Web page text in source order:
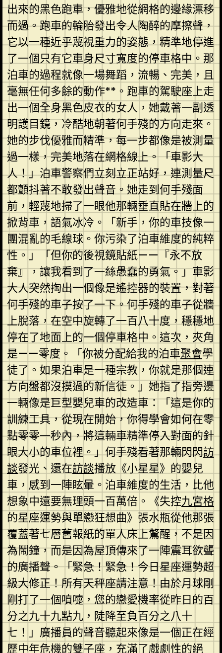
出來的黑色跑車，優雅地從網格的邊緣漂移
而過。跑車的輪胎發出令人陶醉的摩擦聲，
它以一種近乎蔑視重力的姿態，精準地停進
了一個只有它車身尺寸寬度的停車格中。那
泊車的過程就像一場舞蹈，流暢、完美，且
毫無任何多餘的動作**。跑車的駕駛座上走
出一個全身黑色皮衣的女人，她戴著一副透
明護目鏡，冷酷地朝著何手殘的方向走來。
她的步伐優雅而精準，每一步都像是被測量
過一樣，完美地落在網格線上。「車影大
人！」泊車警察們立刻立正站好，連測量尺
都顫抖著不敢發出聲音。她走到何手殘面
前，輕蔑地掃了一眼他那輛垂直貼在牆上的
掀背車，語氣冰冷。「新手，你的車技像一
團混亂的毛線球。你污染了泊車維度的純粹
性。」「但你的後視鏡貼紙——『永不放
棄』，讓我看到了一絲愚蠢的勇氣。」車影
大人突然掏出一個像是遙控器的裝置，對著
何手殘的車子按了一下。何手殘的車子從牆
上脫落，在空中旋轉了一百八十度，穩穩地
停在了地面上的一個停車格中。這次，夾角
是——零度。「你被分配給我的泊車聚會學
徒了。如果泊車是一種宗教，你就是那個連
方向盤都沒摸過的新信徒。」她指了指旁邊
一輛像是巨型嬰兒車的改造車：「這是你的
訓練工具，從現在開始，你得學會如何在零
點零零一秒內，將這輛車精準停入對面的針
眼大小的車位裡。」何手殘看著那輛閃閃訪
談發光、還在訪談播放《小星星》的嬰兒
車，感到一陣眩暈。泊車維度的生活，比他
想象中還要無理頭一百萬倍。《失控九宮格
的星座運勢與單戀狂想曲》張水瓶從他那張
覆蓋著七層舊報紙的單人床上驚醒，不是因
為鬧鐘，而是因為屋頂傳來了一陣震耳欲聾
的廣播聲。「緊急！緊急！今日星座運勢超
級大修正！所有天秤座請注意！由於月球剛
剛打了一個噴嚏，您的戀愛機率從昨日的百
分之九十九點九，陡降至負百分之八十
七！」廣播員的聲音聽起來像是一個正在經
歷中年危機的雙子座，充滿了戲劇性的絕